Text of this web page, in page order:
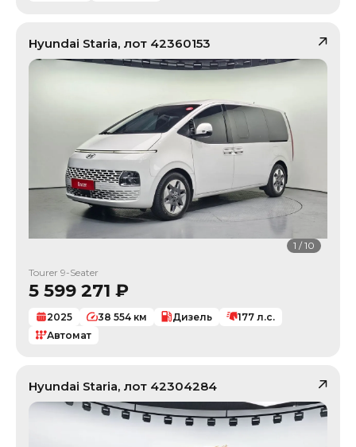
Hyundai Staria, лот 42360153
1 /10
Tourer 9-Seater
5 599 271 ₽
2025 38 554 км Дизель 177 л.с.
Автомат
Hyundai Staria, лот 42304284